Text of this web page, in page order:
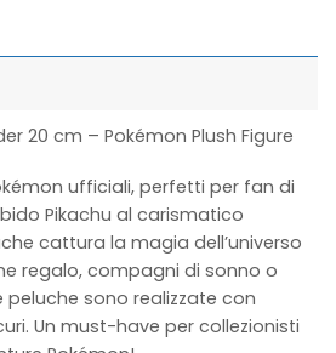
20 cm – Pokémon Plush Figure
ufficiali, perfetti per fan di
Pikachu al carismatico
cattura la magia dell’universo
regalo, compagni di sonno o
sono realizzate con
Un must-have per collezionisti